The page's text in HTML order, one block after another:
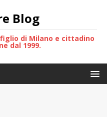
Blog
di Milano e cittadino
dal 1999.